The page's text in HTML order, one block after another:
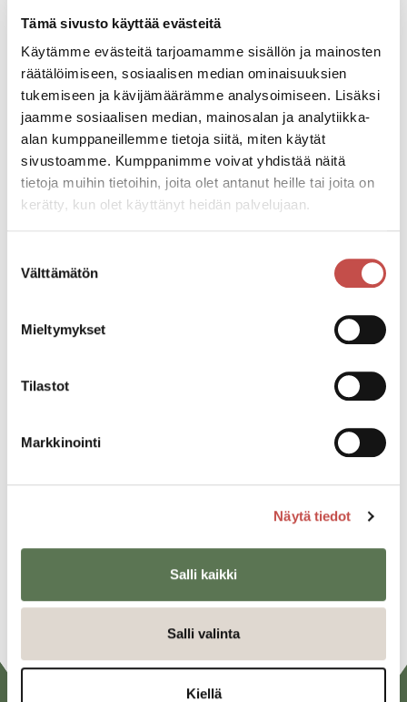
Tämä sivusto käyttää evästeitä
Käytämme evästeitä tarjoamamme sisällön ja mainosten
räätälöimiseen, sosiaalisen median ominaisuuksien
tukemiseen ja kävijämäärämme analysoimiseen. Lisäksi
jaamme sosiaalisen median, mainosalan ja analytiikka-
alan kumppaneillemme tietoja siitä, miten käytät
sivustoamme. Kumppanimme voivat yhdistää näitä
tietoja muihin tietoihin, joita olet antanut heille tai joita on
kerätty, kun olet käyttänyt heidän palvelujaan.
valinta
Välttämätön
Mieltymykset
Tilastot
Markkinointi
Näytä tiedot
Salli kaikki
Salli valinta
Kiellä
Pääsylippu 5,-/museokortti
Pe 10.10 klo 10.00 Voi hyvin-tapaaminen,
kaupungintalo, Sivulantie 11, aiheena
edunvalvonta ja taloudellinen varautuminen
Tapahtumatiedot
Tapahtuman järjestäjä
Jaa tapahtuma: